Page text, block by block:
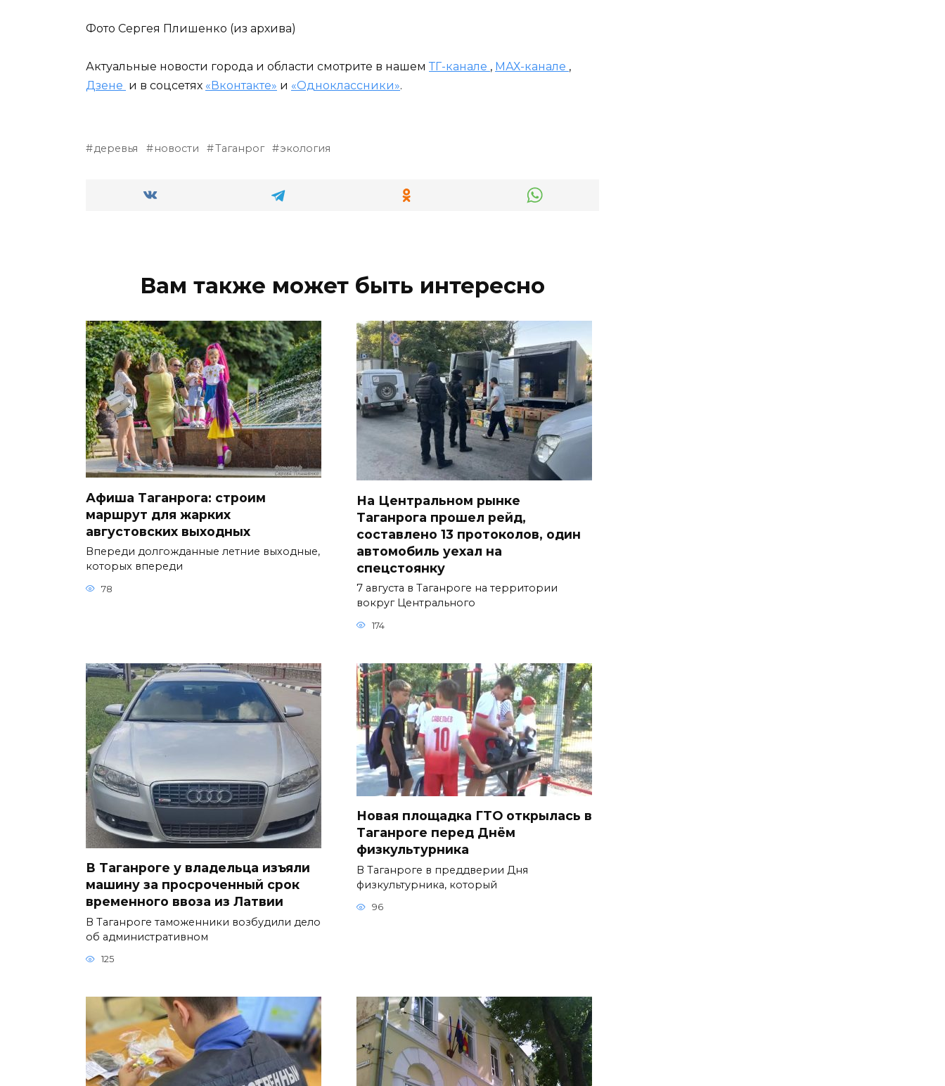
Фото Сергея Плишенко (из архива)
Актуальные новости города и области смотрите в нашем ТГ-канале , МАХ-канале ,
Дзене и в соцсетях «Вконтакте» и «Одноклассники».
деревья новости Таганрог экология
Вам также может быть интересно
Афиша Таганрога: строим
маршрут для жарких
августовских выходных
Впереди долгожданные летние выходные,
которых впереди
78
На Центральном рынке
Таганрога прошел рейд,
составлено 13 протоколов, один
автомобиль уехал на
спецстоянку
7 августа в Таганроге на территории
вокруг Центрального
174
В Таганроге у владельца изъяли
машину за просроченный срок
временного ввоза из Латвии
В Таганроге таможенники возбудили дело
об административном
125
Новая площадка ГТО открылась в
Таганроге перед Днём
физкультурника
В Таганроге в преддверии Дня
физкультурника, который
96